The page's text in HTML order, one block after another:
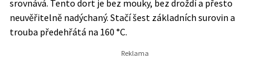
srovnává. Tento dort je bez mouky, bez droždí a přesto
neuvěřitelně nadýchaný. Stačí šest základních surovin a
trouba předehřátá na 160 °C.